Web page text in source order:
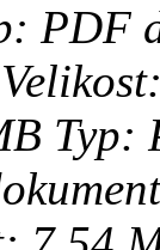
PDF
Typ: